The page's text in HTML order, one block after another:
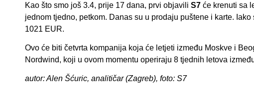
Kao što smo još 3.4, prije 17 dana, prvi objavili S7 će krenuti sa
jednom tjedno, petkom. Danas su u prodaju puštene i karte.
1021 EUR.
Ovo će biti četvrta kompanija koja će letjeti između Moskve i
Nordwind, koji u ovom momentu operiraju 8 tjednih letova
autor: Alen Šćuric, analitičar (Zagreb), foto: S7